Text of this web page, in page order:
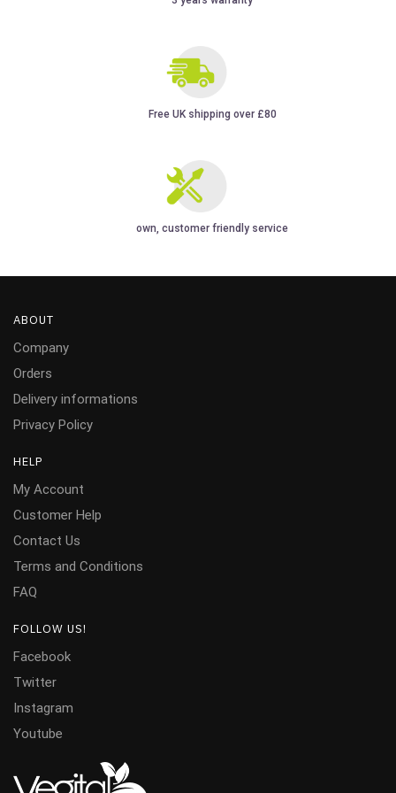
Free UK shipping over £80
own, customer friendly service
ABOUT
Company
Orders
Delivery informations
Privacy Policy
HELP
My Account
Customer Help
Contact Us
Terms and Conditions
FAQ
FOLLOW US!
Facebook
Twitter
Instagram
Youtube